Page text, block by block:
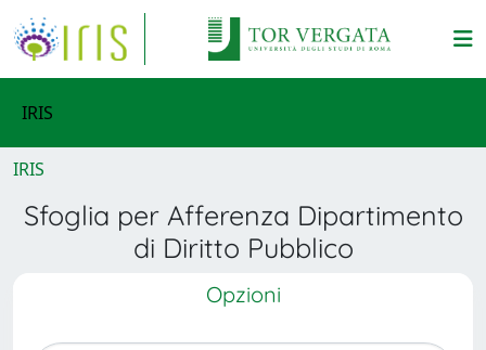
IRIS
IRIS
Sfoglia per Afferenza Dipartimento
di Diritto Pubblico
Opzioni